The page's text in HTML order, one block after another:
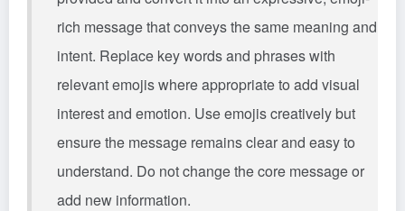
rich message that conveys the same meaning and
intent. Replace key words and phrases with
relevant emojis where appropriate to add visual
interest and emotion. Use emojis creatively but
ensure the message remains clear and easy to
understand. Do not change the core message or
add new information.